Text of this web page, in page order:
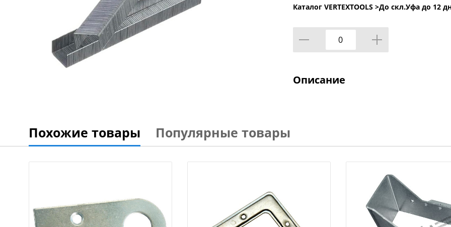
Каталог VERTEXTOOLS >До скл.Уфа до 12
Описание
Похожие товары Популярные товары